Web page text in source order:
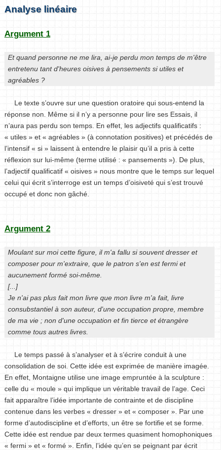
Analyse linéaire
Argument 1
Et quand personne ne me lira, ai-je perdu mon temps de m'être
entretenu tant d'heures oisives à pensements si utiles et
agréables ?
Le texte s’ouvre sur une question oratoire qui sous-entend la
réponse non. Même si il n’y a personne pour lire ses Essais, il
n’aura pas perdu son temps. En effet, les adjectifs qualificatifs :
« utiles » et « agréables » (à connotation positives) et précédés de
l’intensif « si » laissent à entendre le plaisir qu’il a pris à cette
réflexion sur lui-même (terme utilisé : « pansements »). De plus,
l’adjectif qualificatif « oisives » nous montre que le temps sur lequel
celui qui écrit s’interroge est un temps d’oisiveté qui s’est trouvé
occupé et donc non gâché.
Argument 2
Moulant sur moi cette figure, il m'a fallu si souvent dresser et
composer pour m'extraire, que le patron s'en est fermi et
aucunement formé soi-même.
[...]
Je n'ai pas plus fait mon livre que mon livre m'a fait, livre
consubstantiel à son auteur, d'une occupation propre, membre
de ma vie ; non d'une occupation et fin tierce et étrangère
comme tous autres livres.
Le temps passé à s’analyser et à s’écrire conduit à une
consolidation de soi. Cette idée est exprimée de manière imagée.
En effet, Montaigne utilise une image empruntée à la sculpture :
celle du « moule » qui implique un véritable travail de l’age. Ceci
fait apparaître l’idée importante de contrainte et de discipline
contenue dans les verbes « dresser » et « composer ». Par une
forme d’autodiscipline et d’efforts, un être se fortifie et se forme.
Cette idée est rendue par deux termes quasiment homophoniques
« fermi » et « formé ». Enfin, l’idée qu’en se peignant par écrit